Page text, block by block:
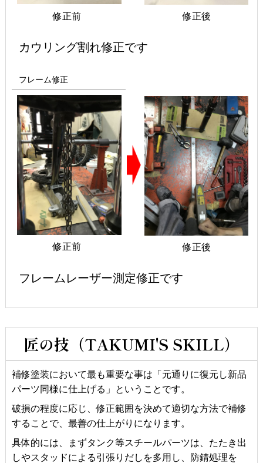
修正前 修正後
カウリング割れ修正です
フレーム修正
修正前 修正後
フレームレーザー測定修正です
匠の技（TAKUMI'S SKILL）
補修塗装において最も重要な事は「元通りに復元し新品
パーツ同様に仕上げる」ということです。
破損の程度に応じ、修正範囲を決めて適切な方法で補修
することで、最善の仕上がりになります。
具体的には、まずタンク等スチールパーツは、たたき出
しやスタッドによる引張りだしを多用し、防錆処理を